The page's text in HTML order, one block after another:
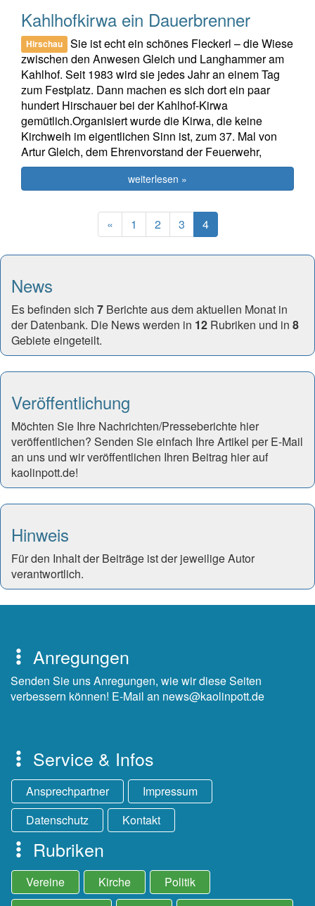
Kahlhofkirwa ein Dauerbrenner
Hirschau
Sie ist echt ein schönes Fleckerl – die Wiese
zwischen den Anwesen Gleich und Langhammer am
Kahlhof. Seit 1983 wird sie jedes Jahr an einem Tag
zum Festplatz. Dann machen es sich dort ein paar
hundert Hirschauer bei der Kahlhof-Kirwa
gemütlich.Organisiert wurde die Kirwa, die keine
Kirchweih im eigentlichen Sinn ist, zum 37. Mal von
Artur Gleich, dem Ehrenvorstand der Feuerwehr,
weiterlesen »
«Previous
1 2 3 4(current)
News
Es befinden sich 7 Berichte aus dem aktuellen Monat in
der Datenbank. Die News werden in 12 Rubriken und in 8
Gebiete eingeteilt.
Veröffentlichung
Möchten Sie Ihre Nachrichten/Presseberichte hier
veröffentlichen? Senden Sie einfach Ihre Artikel per E-Mail
an uns und wir veröffentlichen Ihren Beitrag hier auf
kaolinpott.de!
Hinweis
Für den Inhalt der Beiträge ist der jeweilige Autor
verantwortlich.
Anregungen
Senden Sie uns Anregungen, wie wir diese Seiten
verbessern können! E-Mail an news@kaolinpott.de
Service & Infos
Ansprechpartner
Impressum
Datenschutz
Kontakt
Rubriken
Vereine Kirche
Politik